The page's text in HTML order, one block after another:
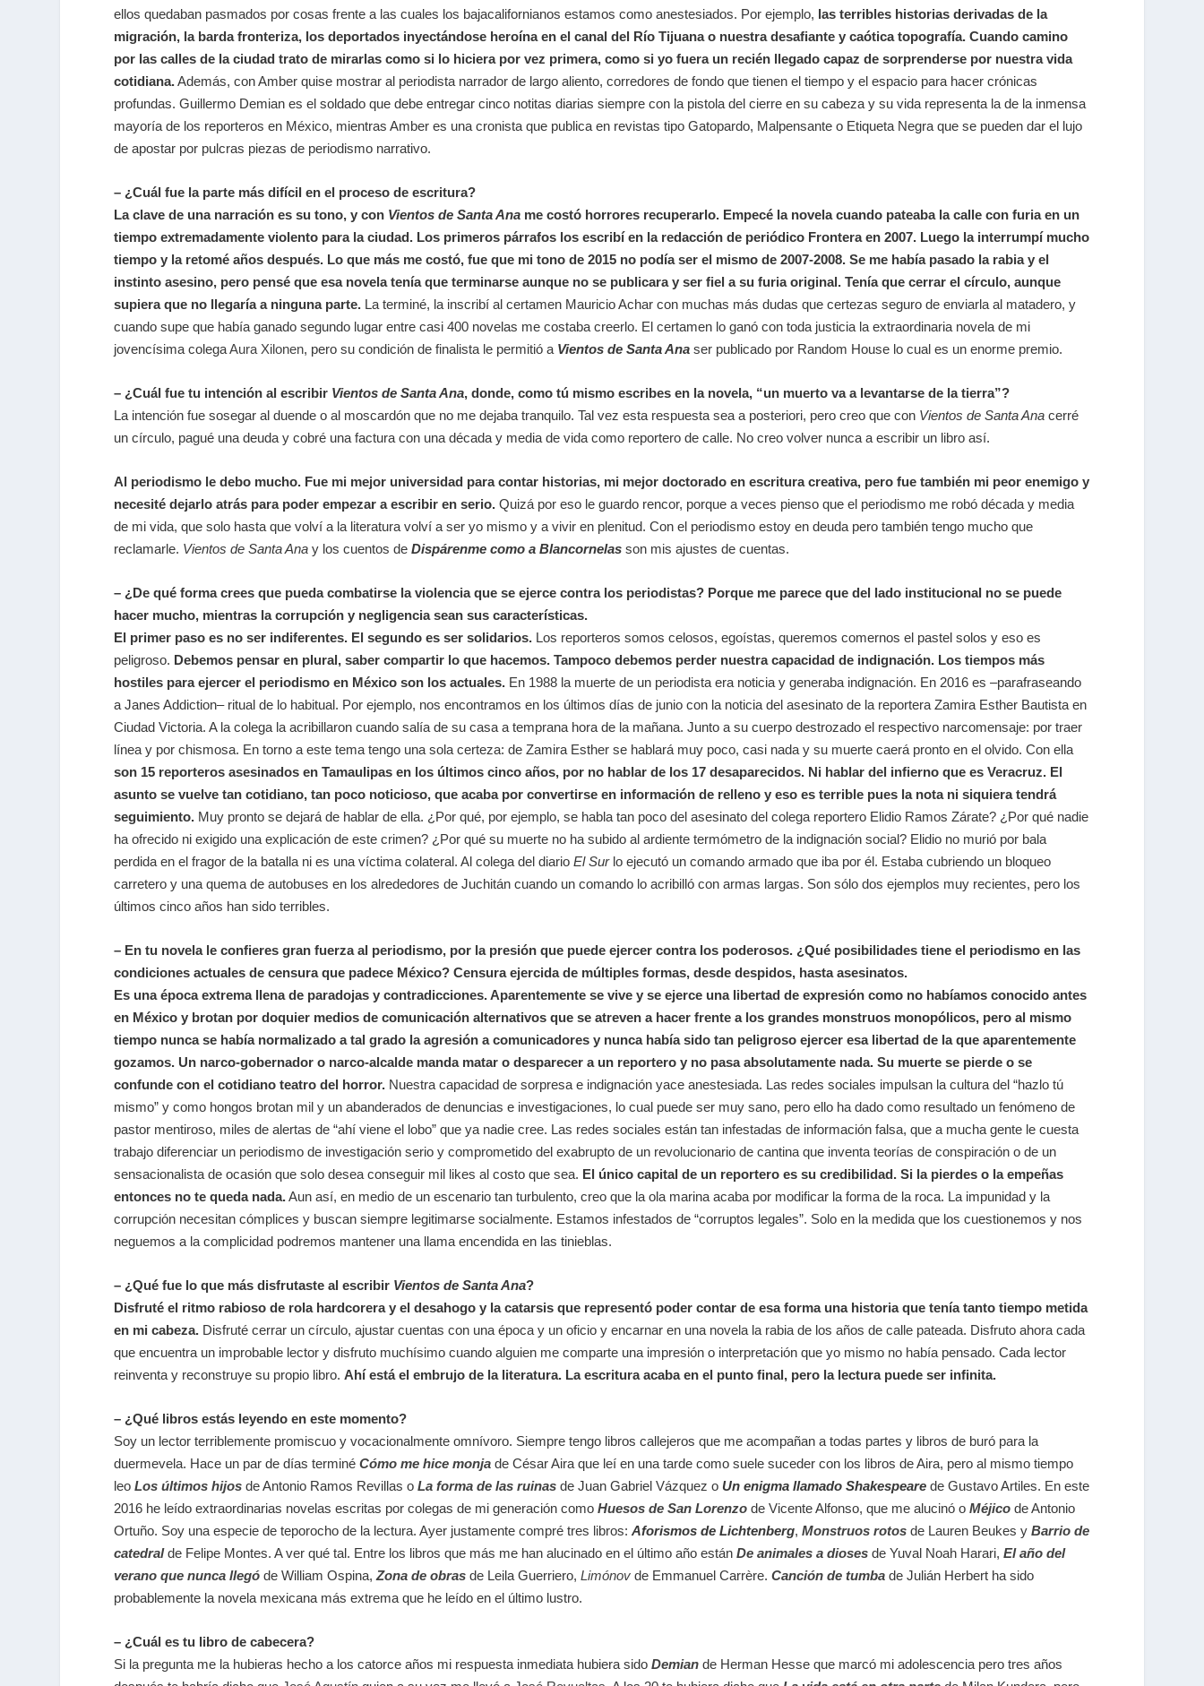
ellos quedaban pasmados por cosas frente a las cuales los bajacalifornianos estamos como anestesiados. Por ejemplo, las terribles historias derivadas de la
migración, la barda fronteriza, los deportados inyectándose heroína en el canal del Río Tijuana o nuestra desafiante y caótica topografía. Cuando camino
por las calles de la ciudad trato de mirarlas como si lo hiciera por vez primera, como si yo fuera un recién llegado capaz de sorprenderse por nuestra vida
cotidiana.Además, con Amber quise mostrar al periodista narrador de largo aliento, corredores de fondo que tienen el tiempo y el espacio para hacer crónicas
profundas. Guillermo Demian es el soldado que debe entregar cinco notitas diarias siempre con la pistola del cierre en su cabeza y su vida representa la de la inmensa
mayoría de los reporteros en México, mientras Amber es una cronista que publica en revistas tipo Gatopardo, Malpensante o Etiqueta Negra que se pueden dar el lujo
de apostar por pulcras piezas de periodismo narrativo.
– ¿Cuál fue la parte más difícil en el proceso de escritura?
La clave de una narración es su tono, y con Vientos de Santa Ana me costó horrores recuperarlo. Empecé la novela cuando pateaba la calle con furia en un
tiempo extremadamente violento para la ciudad. Los primeros párrafos los escribí en la redacción de periódico Frontera en 2007. Luego la interrumpí mucho
tiempo y la retomé años después. Lo que más me costó, fue que mi tono de 2015 no podía ser el mismo de 2007-2008. Se me había pasado la rabia y el
instinto asesino, pero pensé que esa novela tenía que terminarse aunque no se publicara y ser fiel a su furia original. Tenía que cerrar el círculo, aunque
supiera que no llegaría a ninguna parte. La terminé, la inscribí al certamen Mauricio Achar con muchas más dudas que certezas seguro de enviarla al matadero, y
cuando supe que había ganado segundo lugar entre casi 400 novelas me costaba creerlo. El certamen lo ganó con toda justicia la extraordinaria novela de mi
jovencísima colegaAura Xilonen, pero su condición de finalista le permitió a Vientos de Santa Ana ser publicado por Random House lo cual es un enorme premio.
– ¿Cuál fue tu intención al escribir Vientos de Santa Ana, donde, como tú mismo escribes en la novela, “un muerto va a levantarse de la tierra”?
La intención fue sosegar al duende o al moscardón que no me dejaba tranquilo. Tal vez esta respuesta sea a posteriori, pero creo que con Vientos de Santa Ana cerré
un círculo, pagué una deuda y cobré una factura con una década y media de vida como reportero de calle. No creo volver nunca a escribir un libro así.
Al periodismo le debo mucho. Fue mi mejor universidad para contar historias, mi mejor doctorado en escritura creativa, pero fue también mi peor enemigo y
necesité dejarlo atrás para poder empezar a escribir en serio. Quizá por eso le guardo rencor, porque a veces pienso que el periodismo me robó década y media
de mi vida, que solo hasta que volví a la literatura volví a ser yo mismo y a vivir en plenitud. Con el periodismo estoy en deuda pero también tengo mucho que
reclamarle. Vientos de Santa Anay los cuentos deDispárenme como a Blancornelas son mis ajustes de cuentas.
– ¿De qué forma crees que pueda combatirse la violencia que se ejerce contra los periodistas? Porque me parece que del lado institucional no se puede
hacer mucho, mientras la corrupción y negligencia sean sus características.
El primer paso es no ser indiferentes. El segundo es ser solidarios. Los reporteros somos celosos, egoístas, queremos comernos el pastel solos y eso es
peligroso. Debemos pensar en plural, saber compartir lo que hacemos. Tampoco debemos perder nuestra capacidad de indignación. Los tiempos más
hostiles para ejercer el periodismo en México son los actuales. En 1988 la muerte de un periodista era noticia y generaba indignación. En 2016 es –parafraseando
a Janes Addiction– ritual de lo habitual. Por ejemplo, nos encontramos en los últimos días de junio con la noticia del asesinato de la reportera Zamira Esther Bautista en
Ciudad Victoria. A la colega la acribillaron cuando salía de su casa a temprana hora de la mañana. Junto a su cuerpo destrozado el respectivo narcomensaje: por traer
línea y por chismosa. En torno a este tema tengo una sola certeza: de Zamira Esther se hablará muy poco, casi nada y su muerte caerá pronto en el olvido. Con ella
son 15 reporteros asesinados en Tamaulipas en los últimos cinco años, por no hablar de los 17 desaparecidos. Ni hablar del infierno que es Veracruz. El
asunto se vuelve tan cotidiano, tan poco noticioso, que acaba por convertirse en información de relleno y eso es terrible pues la nota ni siquiera tendrá
seguimiento. Muy pronto se dejará de hablar de ella. ¿Por qué, por ejemplo, se habla tan poco del asesinato del colega reportero Elidio Ramos Zárate? ¿Por qué nadie
ha ofrecido ni exigido una explicación de este crimen? ¿Por qué su muerte no ha subido al ardiente termómetro de la indignación social? Elidio no murió por bala
perdida en el fragor de la batalla ni es una víctima colateral. Al colega del diarioEl Surlo ejecutó un comando armado que iba por él. Estaba cubriendo un bloqueo
carretero y una quema de autobuses en los alrededores de Juchitán cuando un comando lo acribilló con armas largas. Son sólo dos ejemplos muy recientes, pero los
últimos cinco años han sido terribles.
– En tu novela le confieres gran fuerza al periodismo, por la presión que puede ejercer contra los poderosos. ¿Qué posibilidades tiene el periodismo en las
condiciones actuales de censura que padece México? Censura ejercida de múltiples formas, desde despidos, hasta asesinatos.
Es una época extrema llena de paradojas y contradicciones. Aparentemente se vive y se ejerce una libertad de expresión como no habíamos conocido antes
en México y brotan por doquier medios de comunicación alternativos que se atreven a hacer frente a los grandes monstruos monopólicos, pero al mismo
tiempo nunca se había normalizado a tal grado la agresión a comunicadores y nunca había sido tan peligroso ejercer esa libertad de la que aparentemente
gozamos. Un narco-gobernador o narco-alcalde manda matar o desparecer a un reportero y no pasa absolutamente nada. Su muerte se pierde o se
confunde con el cotidiano teatro del horror. Nuestra capacidad de sorpresa e indignación yace anestesiada. Las redes sociales impulsan la cultura del “hazlo tú
mismo” y como hongos brotan mil y un abanderados de denuncias e investigaciones, lo cual puede ser muy sano, pero ello ha dado como resultado un fenómeno de
pastor mentiroso, miles de alertas de “ahí viene el lobo” que ya nadie cree. Las redes sociales están tan infestadas de información falsa, que a mucha gente le cuesta
trabajo diferenciar un periodismo de investigación serio y comprometido del exabrupto de un revolucionario de cantina que inventa teorías de conspiración o de un
sensacionalista de ocasión que solo desea conseguir mil likes al costo que sea. El único capital de un reportero es su credibilidad. Si la pierdes o la empeñas
entonces no te queda nada.Aun así, en medio de un escenario tan turbulento, creo que la ola marina acaba por modificar la forma de la roca. La impunidad y la
corrupción necesitan cómplices y buscan siempre legitimarse socialmente. Estamos infestados de “corruptos legales”. Solo en la medida que los cuestionemos y nos
neguemos a la complicidad podremos mantener una llama encendida en las tinieblas.
– ¿Qué fue lo que más disfrutaste al escribir Vientos de Santa Ana?
Disfruté el ritmo rabioso de rola hardcorera y el desahogo y la catarsis que representó poder contar de esa forma una historia que tenía tanto tiempo metida
en mi cabeza. Disfruté cerrar un círculo, ajustar cuentas con una época y un oficio y encarnar en una novela la rabia de los años de calle pateada. Disfruto ahora cada
que encuentra un improbable lector y disfruto muchísimo cuando alguien me comparte una impresión o interpretación que yo mismo no había pensado. Cada lector
reinventa y reconstruye su propio libro.Ahí está el embrujo de la literatura. La escritura acaba en el punto final, pero la lectura puede ser infinita.
– ¿Qué libros estás leyendo en este momento?
Soy un lector terriblemente promiscuo y vocacionalmente omnívoro. Siempre tengo libros callejeros que me acompañan a todas partes y libros de buró para la
duermevela. Hace un par de días terminéCómo me hice monja de César Aira que leí en una tarde como suele suceder con los libros de Aira, pero al mismo tiempo
leoLos últimos hijos de Antonio Ramos Revillas oLa forma de las ruinas de Juan Gabriel Vázquez o Un enigma llamado Shakespeare de Gustavo Artiles. En este
2016 he leído extraordinarias novelas escritas por colegas de mi generación comoHuesos de San Lorenzo de Vicente Alfonso, que me alucinó oMéjicode Antonio
Ortuño. Soy una especie de teporocho de la lectura. Ayer justamente compré tres libros:Aforismos de Lichtenberg,Monstruos rotos de Lauren Beukes yBarrio de
catedralde Felipe Montes. A ver qué tal. Entre los libros que más me han alucinado en el último año estánDe animales a diosesde Yuval Noah Harari,El año del
verano que nunca llegó de William Ospina,Zona de obras de Leila Guerriero,Limónovde Emmanuel Carrère.Canción de tumbade Julián Herbert ha sido
probablemente la novela mexicana más extrema que he leído en el último lustro.
– ¿Cuál es tu libro de cabecera?
Si la pregunta me la hubieras hecho a los catorce años mi respuesta inmediata hubiera sidoDemiande Herman Hesse que marcó mi adolescencia pero tres años